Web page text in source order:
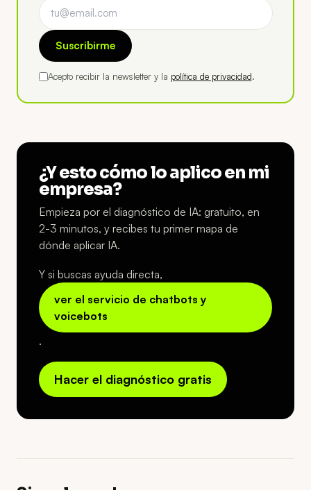
Suscribirme
Acepto recibir la newsletter y la política de privacidad.
¿Y esto cómo lo aplico en mi
empresa?
Empieza por el diagnóstico de IA: gratuito, en
2-3 minutos, y recibes tu primer mapa de
dónde aplicar IA.
Y si buscas ayuda directa,
ver el servicio de chatbots y
voicebots
.
Hacer el diagnóstico gratis